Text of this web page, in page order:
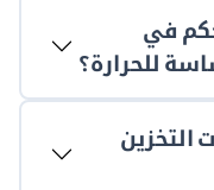
في
للحرارة؟
التخزين